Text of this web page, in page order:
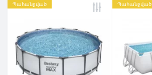
Պահանջված
Պահանջված